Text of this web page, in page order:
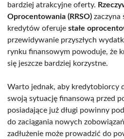
bardziej atrakcyjne oferty.
Oprocentowania (RRSO) zaczyna
kredytów oferuje stałe
przewidywanie przyszłych
rynku finansowym powoduje, że
się jeszcze bardziej korzystne.
Warto jednak, aby kredytobiorcy
swoją sytuację finansową przed
posiadające już długi powinny
do zaciągania nowych
zadłużenie może prowadzić do